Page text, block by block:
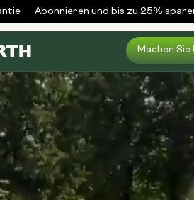
Abonnieren und bis zu 25% sparen
Machen Sie